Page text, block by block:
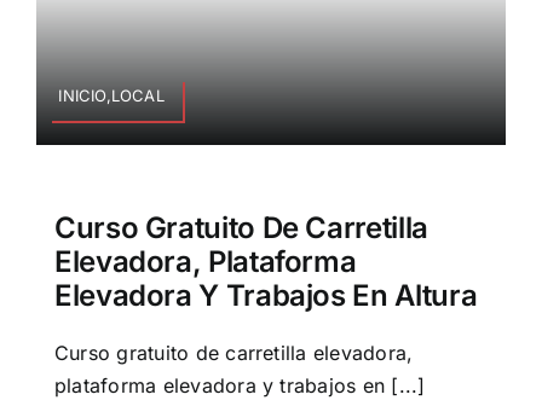
INICIO,LOCAL
Curso Gratuito De Carretilla
Elevadora, Plataforma
Elevadora Y Trabajos En Altura
Curso gratuito de carretilla elevadora,
plataforma elevadora y trabajos en [...]